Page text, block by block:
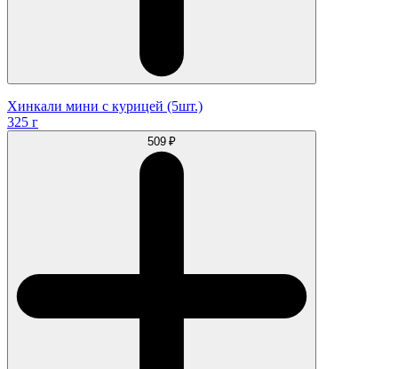
Хинкали мини с курицей (5шт.)
325 г
509 ₽